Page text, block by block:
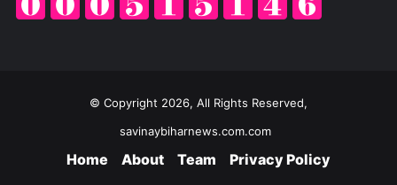
© Copyright 2026, All Rights Reserved,
savinaybiharnews.com.com
Home About Team Privacy Policy